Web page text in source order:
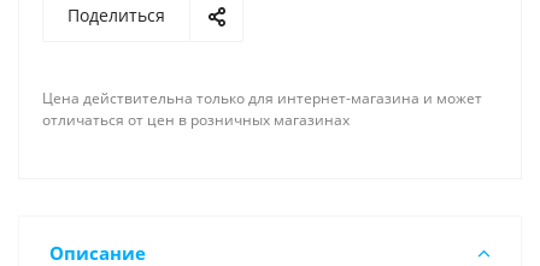
Поделиться
Цена действительна только для интернет-магазина и может
отличаться от цен в розничных магазинах
Описание